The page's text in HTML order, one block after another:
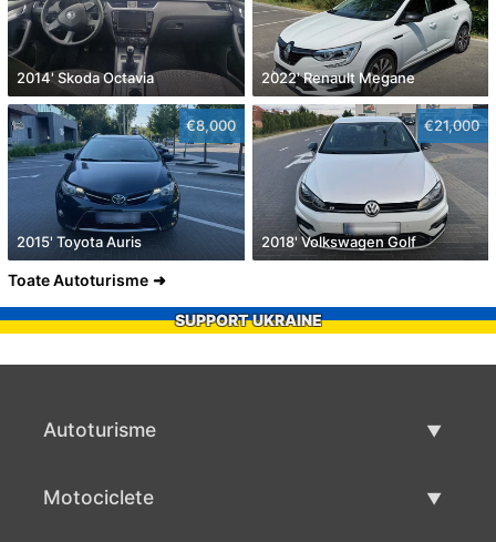
2014' Skoda Octavia 2022' Renault Megane
€8,000
2015' Toyota Auris
€21,000
2018' Volkswagen Golf
Toate Autoturisme
SUPPORT UKRAINE
Autoturisme
Motociclete